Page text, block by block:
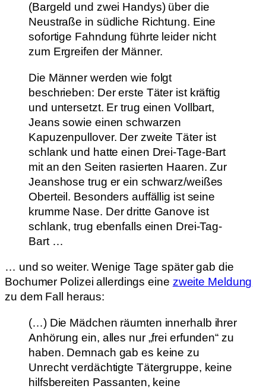
(Bargeld und zwei Handys) über die
Neustraße in südliche Richtung. Eine
sofortige Fahndung führte leider nicht
zum Ergreifen der Männer.
Die Männer werden wie folgt
beschrieben: Der erste Täter ist kräftig
und untersetzt. Er trug einen Vollbart,
Jeans sowie einen schwarzen
Kapuzenpullover. Der zweite Täter ist
schlank und hatte einen Drei-Tage-Bart
mit an den Seiten rasierten Haaren. Zur
Jeanshose trug er ein schwarz/weißes
Oberteil. Besonders auffällig ist seine
krumme Nase. Der dritte Ganove ist
schlank, trug ebenfalls einen Drei-Tag-
Bart …
… und so weiter. Wenige Tage später gab die
Bochumer Polizei allerdings eine zweite Meldung
zu dem Fall heraus:
(…) Die Mädchen räumten innerhalb ihrer
Anhörung ein, alles nur „frei erfunden“ zu
haben. Demnach gab es keine zu
Unrecht verdächtigte Tätergruppe, keine
hilfsbereiten Passanten, keine